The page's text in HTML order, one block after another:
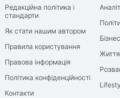
Редакційна політика і
стандарти
Як стати нашим автором
Правила користування
Правова інформація
Політика конфіденційності
Контакти
Бізнес
Життя